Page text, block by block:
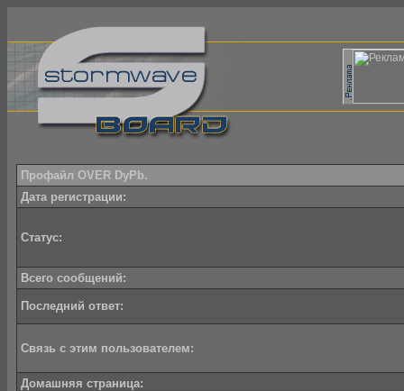
Профайл OVER DyPb.
Дата регистрации:
Статус:
Всего сообщений:
Последний ответ:
Связь с этим пользователем:
Домашняя страница: